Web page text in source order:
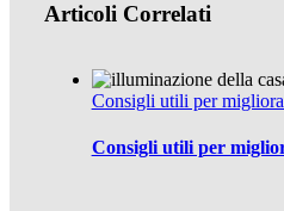
Articoli Correlati
Consigli utili per
Consigli utili per